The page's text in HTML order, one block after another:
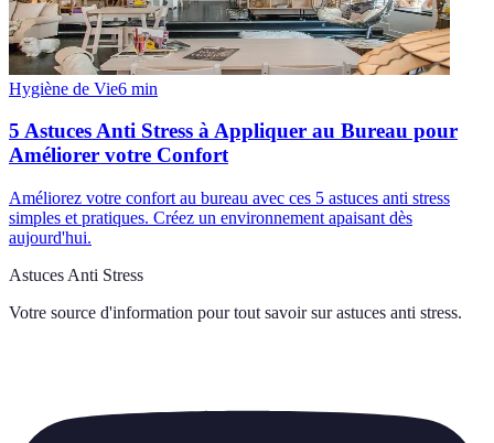
Hygiène de Vie6 min
5 Astuces Anti Stress à Appliquer au Bureau pour
Améliorer votre Confort
Améliorez votre confort au bureau avec ces 5 astuces anti stress
simples et pratiques. Créez un environnement apaisant dès
aujourd'hui.
Astuces Anti Stress
Votre source d'information pour tout savoir sur astuces anti stress.